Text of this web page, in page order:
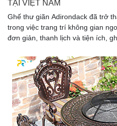
TẠI VIỆT NAM
Ghế thư giãn Adirondack đã trở
trong việc trang trí không gian
đơn giản, thanh lịch và tiện ích,
mọi gia đình.